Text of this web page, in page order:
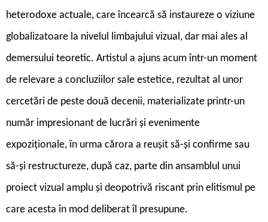
heterodoxe actuale, care încearcă să instaureze o viziune
globalizatoare la nivelul limbajului vizual, dar mai ales al
demersului teoretic. Artistul a ajuns acum într-un moment
de relevare a concluziilor sale estetice, rezultat al unor
cercetări de peste două decenii, materializate printr-un
număr impresionant de lucrări și evenimente
expoziționale, în urma cărora a reușit să-și confirme sau
să-și restructureze, după caz, parte din ansamblul unui
proiect vizual amplu și deopotrivă riscant prin elitismul pe
care acesta în mod deliberat îl presupune.